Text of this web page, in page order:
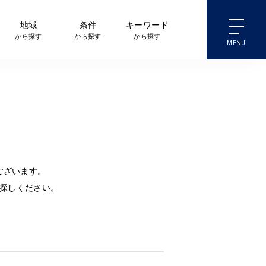
地域
から探す
条件
から探す
キーワード
から探す
います。
しください。